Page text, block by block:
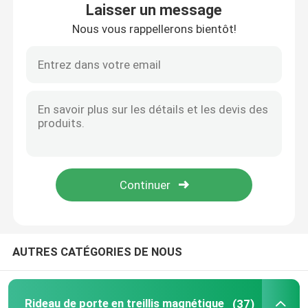
Demande de soumission
Russian website
Écran de vol de fenêtre
Filet d'ombre de PE
Laisser un message
Nous vous rappellerons bientôt!
AUTRES CATÉGORIES DE NOUS
Rideau de porte en treillis magnétique (37)